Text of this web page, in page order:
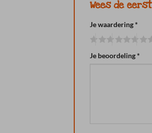
Wees de
Je waardering*
Je beoordeling*